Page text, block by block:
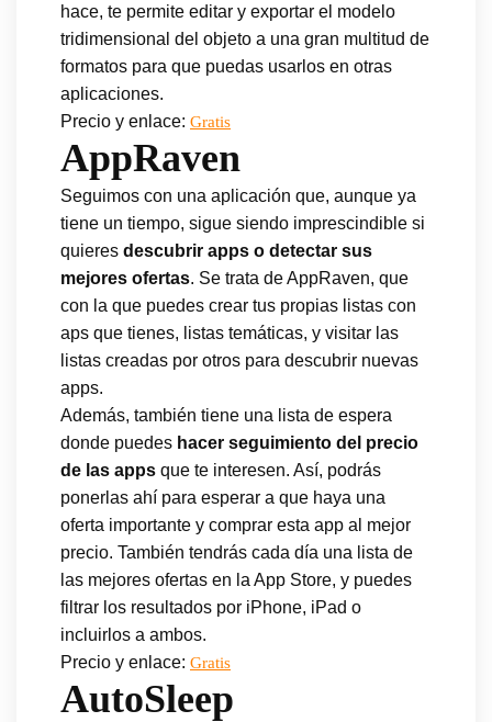
hace, te permite editar y exportar el modelo
tridimensional del objeto a una gran multitud de
formatos para que puedas usarlos en otras
aplicaciones.
Precio y enlace: Gratis
AppRaven
Seguimos con una aplicación que, aunque ya
tiene un tiempo, sigue siendo imprescindible si
quieres descubrir apps o detectar sus
mejores ofertas. Se trata de AppRaven, que
con la que puedes crear tus propias listas con
aps que tienes, listas temáticas, y visitar las
listas creadas por otros para descubrir nuevas
apps.
Además, también tiene una lista de espera
donde puedes hacer seguimiento del precio
de las apps que te interesen. Así, podrás
ponerlas ahí para esperar a que haya una
oferta importante y comprar esta app al mejor
precio. También tendrás cada día una lista de
las mejores ofertas en la App Store, y puedes
filtrar los resultados por iPhone, iPad o
incluirlos a ambos.
Precio y enlace: Gratis
AutoSleep